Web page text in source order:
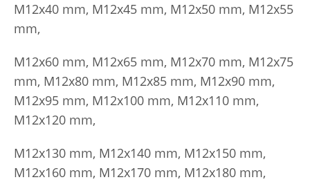
M12x40 mm, M12x45 mm, M12x50 mm, M12x55
mm,
M12x60 mm, M12x65 mm, M12x70 mm, M12x75
mm, M12x80 mm, M12x85 mm, M12x90 mm,
M12x95 mm, M12x100 mm, M12x110 mm,
M12x120 mm,
M12x130 mm, M12x140 mm, M12x150 mm,
M12x160 mm, M12x170 mm, M12x180 mm,